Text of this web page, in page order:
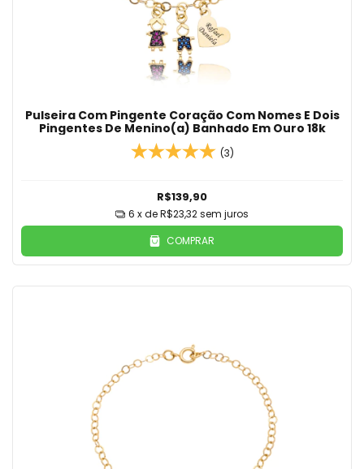
Pulseira Com Pingente Coração Com Nomes E Dois
Pingentes De Menino(a) Banhado Em Ouro 18k
(3)
R$139,90
6 x deR$23,32sem juros
COMPRAR